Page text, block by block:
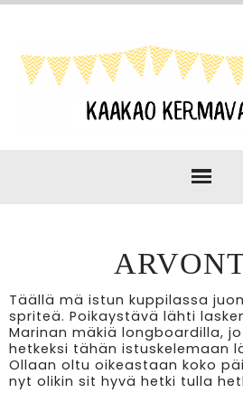
Täällä mä istun kuppilassa
spriteä. Poikaystävä lähti
Marinan mäkiä longboardilla,
hetkeksi tähän istuskelemaan
Ollaan oltu oikeastaan koko
nyt olikin sit hyvä hetki tulla